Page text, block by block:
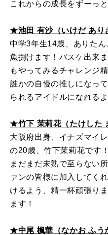
これからの成長をずーっ
★池田 有沙（いけだ あり
中学3年生14歳、ありたん
魚捌けます！バスケ出来
もやってみるチャレンジ
誰かの自慢の推しになっ
られるアイドルになれる
★竹下 茉莉花（たけした
大阪府出身、イナズマイ
の20歳、竹下茉莉花です！
まだまだ未熟で至らない
ァンの皆様に加入してく
けるよう、精一杯頑張り
ます！
★中尾 楓華（なかお ふう